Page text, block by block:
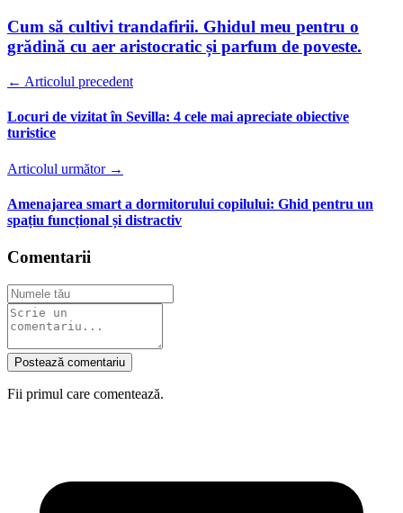
Cum să cultivi trandafirii. Ghidul meu pentru o
grădină cu aer aristocratic și parfum de poveste.
← Articolul precedent
Locuri de vizitat în Sevilla: 4 cele mai apreciate obiective
turistice
Articolul următor →
Amenajarea smart a dormitorului copilului: Ghid pentru un
spațiu funcțional și distractiv
Comentarii
Postează comentariu
Fii primul care comentează.